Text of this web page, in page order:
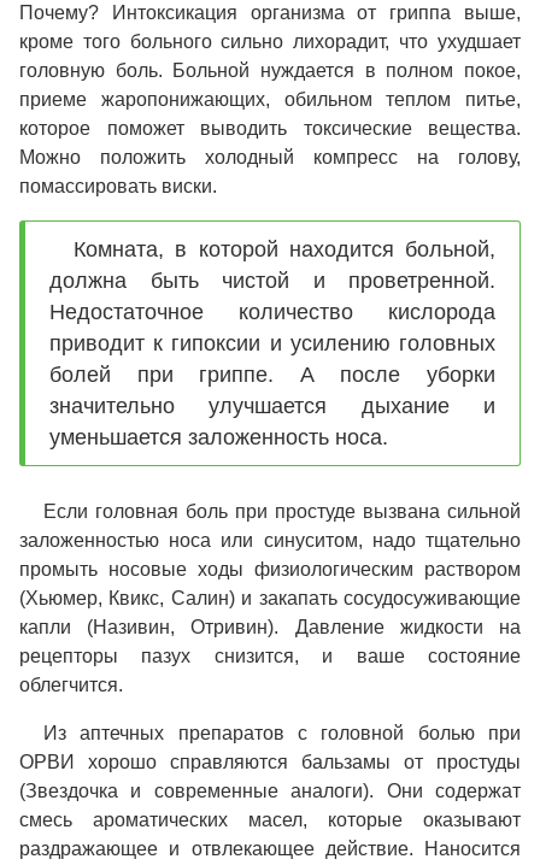
Почему? Интоксикация организма от гриппа выше,
кроме того больного сильно лихорадит, что ухудшает
головную боль. Больной нуждается в полном покое,
приеме жаропонижающих, обильном теплом питье,
которое поможет выводить токсические вещества.
Можно положить холодный компресс на голову,
помассировать виски.
Комната, в которой находится больной,
должна быть чистой и проветренной.
Недостаточное количество кислорода
приводит к гипоксии и усилению головных
болей при гриппе. А после уборки
значительно улучшается дыхание и
уменьшается заложенность носа.
Если головная боль при простуде вызвана сильной
заложенностью носа или синуситом, надо тщательно
промыть носовые ходы физиологическим раствором
(Хьюмер, Квикс, Салин) и закапать сосудосуживающие
капли (Називин, Отривин). Давление жидкости на
рецепторы пазух снизится, и ваше состояние
облегчится.
Из аптечных препаратов с головной болью при
ОРВИ хорошо справляются бальзамы от простуды
(Звездочка и современные аналоги). Они содержат
смесь ароматических масел, которые оказывают
раздражающее и отвлекающее действие. Наносится